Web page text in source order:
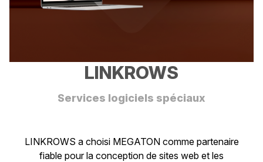
LINKROWS
Services logiciels spéciaux
LINKROWS a choisi MEGATON comme partenaire
fiable pour la conception de sites web et les